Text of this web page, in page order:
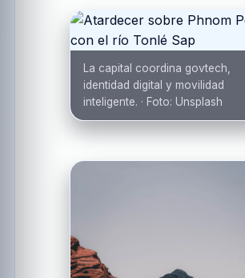
La capital coordina govtech,
identidad digital y movilidad
inteligente. · Foto: Unsplash